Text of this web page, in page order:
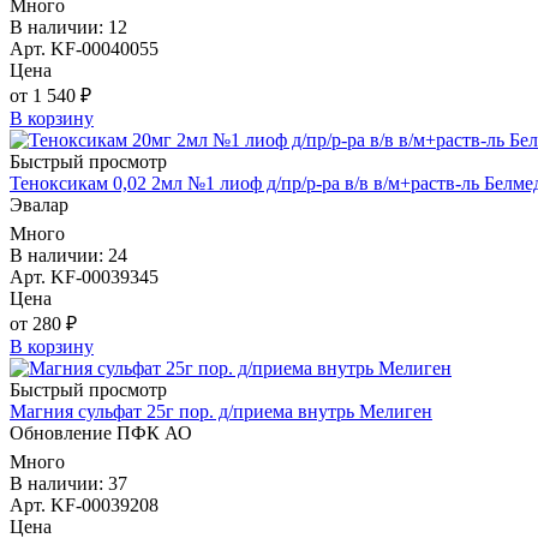
Много
В наличии: 12
Арт. KF-00040055
Цена
от 1 540 ₽
В корзину
Быстрый просмотр
Теноксикам 0,02 2мл №1 лиоф д/пр/р-ра в/в в/м+раств-ль
Эвалар
Много
В наличии: 24
Арт. KF-00039345
Цена
от 280 ₽
В корзину
Быстрый просмотр
Магния сульфат 25г пор. д/приема внутрь Мелиген
Обновление ПФК АО
Много
В наличии: 37
Арт. KF-00039208
Цена